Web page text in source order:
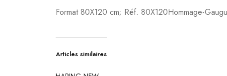
Format 80X120 cm; Réf. 80X120Hommage-
Articles similaires